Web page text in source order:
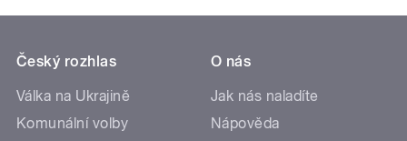
Český rozhlas
Válka na Ukrajině
Komunální volby
O nás
Jak nás naladíte
Nápověda